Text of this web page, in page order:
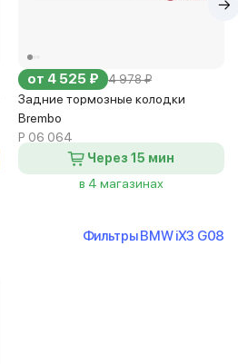
от 4 525 ₽ 4 978 ₽
Задние тормозные колодки
Brembo
P 06 064
Через 15 мин
в 4 магазинах
Фильтры BMW iX3 G08